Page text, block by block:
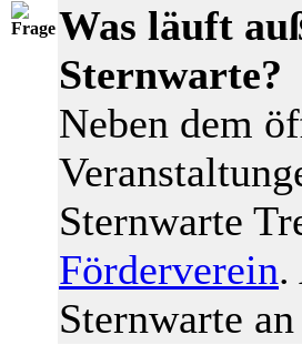
Was läuft
Sternwarte?
Neben dem
Sternwarte
Förderverein.
Sternwarte